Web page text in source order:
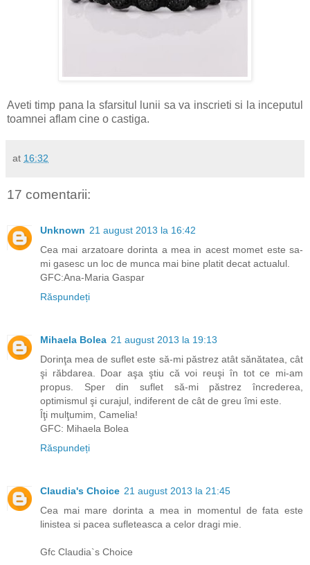
Aveti timp pana la sfarsitul lunii sa va inscrieti si la inceputul
toamnei aflam cine o castiga.
at 16:32
17 comentarii:
Unknown 21 august 2013 la 16:42
Cea mai arzatoare dorinta a mea in acest momet este sa-
mi gasesc un loc de munca mai bine platit decat actualul.
GFC:Ana-Maria Gaspar
Răspundeți
Mihaela Bolea 21 august 2013 la 19:13
Dorinţa mea de suflet este să-mi păstrez atât sănătatea, cât
şi răbdarea. Doar aşa ştiu că voi reuşi în tot ce mi-am
propus. Sper din suflet să-mi păstrez încrederea,
optimismul şi curajul, indiferent de cât de greu îmi este.
Îţi mulţumim, Camelia!
GFC: Mihaela Bolea
Răspundeți
Claudia's Choice 21 august 2013 la 21:45
Cea mai mare dorinta a mea in momentul de fata este
linistea si pacea sufleteasca a celor dragi mie.
Gfc Claudia`s Choice